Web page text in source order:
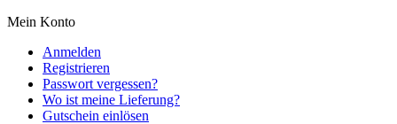
Mein Konto
Anmelden
Registrieren
Passwort vergessen?
Wo ist meine Lieferung?
Gutschein einlösen